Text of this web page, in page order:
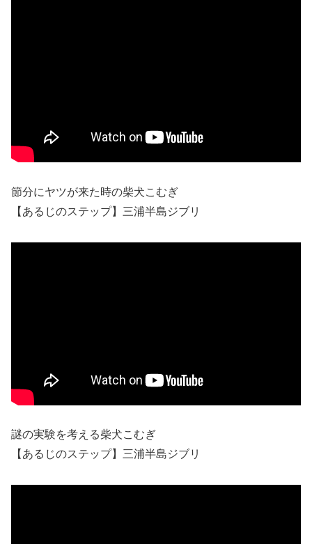
節分にヤツが来た時の柴犬こむぎ
【あるじのステップ】三浦半島ジブリ
謎の実験を考える柴犬こむぎ
【あるじのステップ】三浦半島ジブリ